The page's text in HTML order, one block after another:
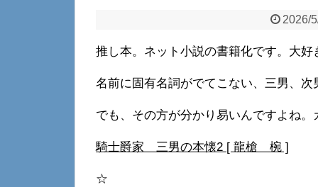
2026/
推し本。ネット小説の書籍化です。大好
名前に固有名詞がでてこない、三男、次
でも、その方が分かり易いんですよね
騎士爵家 三男の本懐2 [ 龍槍 椀 ]
☆